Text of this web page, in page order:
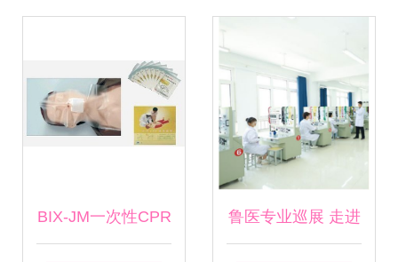
BIX-JM一次性CPR 鲁医专业巡展 走进